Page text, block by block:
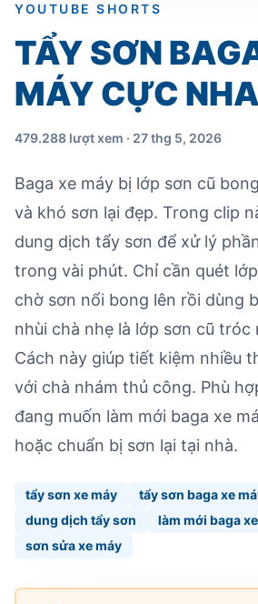
YOUTUBE SHORTS
TẨY SƠN
MÁY CỰC
479.288 lượt xem · 27 thg 5, 2026
Baga xe máy bị lớp sơn cũ
và khó sơn lại đẹp. Trong clip
dung dịch tẩy sơn để xử lý
trong vài phút. Chỉ cần quét
chờ sơn nổi bong lên rồi dùng
nhùi chà nhẹ là lớp sơn cũ tróc
Cách này giúp tiết kiệm nhiều
với chà nhám thủ công. Phù
đang muốn làm mới baga xe
hoặc chuẩn bị sơn lại tại nhà.
tẩy sơn xe máy
tẩy sơn baga xe
dung dịch tẩy sơn
làm mới baga
sơn sửa xe máy